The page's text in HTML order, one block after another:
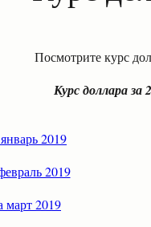
Посмотрите курс
Курс доллара за
2019
2019
март 2019